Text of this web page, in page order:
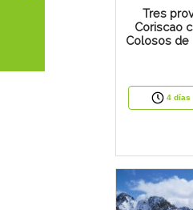
Tres
Coriscao
Colosos de
4 días